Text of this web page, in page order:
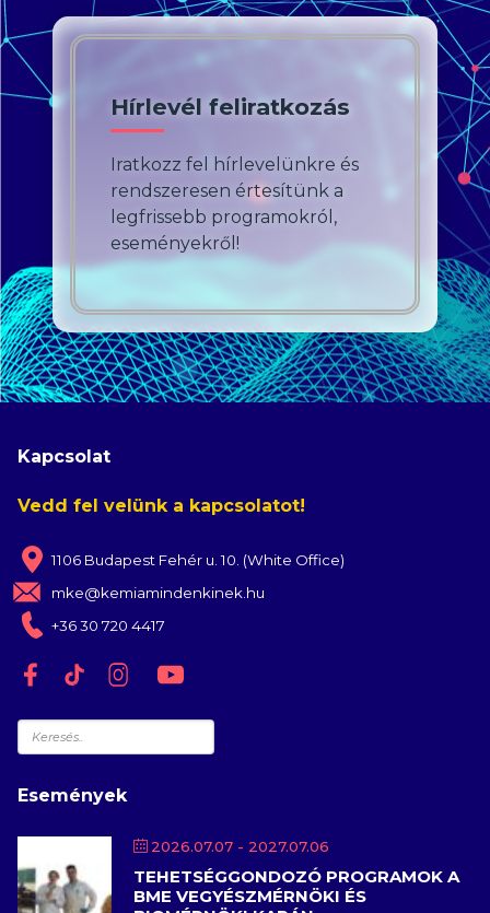
Hírlevél feliratkozás
Iratkozz fel hírlevelünkre és
rendszeresen értesítünk a
legfrissebb programokról,
eseményekről!
Kapcsolat
Vedd fel velünk a kapcsolatot!
1106 Budapest Fehér u. 10. (White Office)
mke@kemiamindenkinek.hu
+36 30 720 4417
Keresés
Események
2026.07.07 - 2027.07.06
TEHETSÉGGONDOZÓ PROGRAMOK A
BME VEGYÉSZMÉRNÖKI ÉS